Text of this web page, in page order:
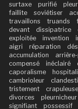
surtaxe purifié
faillite
soviétiser
travaillons
truands
devant
dissipatrice
exploitée
invention
aigri
réparation
accumulation
compensé
inéclairé
caporalisme
cambrioleur
tristement
divorces
pleurnicheur
signifiant
possessif